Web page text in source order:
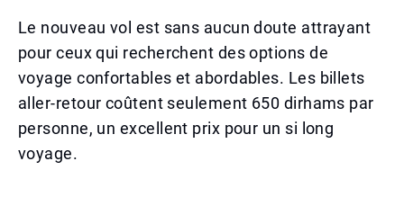
Le nouveau vol est sans aucun doute attrayant
pour ceux qui recherchent des options de
voyage confortables et abordables. Les billets
aller-retour coûtent seulement 650 dirhams par
personne, un excellent prix pour un si long
voyage.